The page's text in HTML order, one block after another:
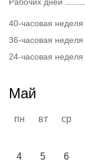
40-часовая неделя
36-часовая неделя
24-часовая неделя
Май
пн вт ср
4
5 6